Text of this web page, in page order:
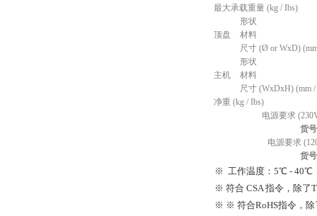
最大承载重量 (kg / Ibs)
顶盘
形状
材料
尺寸 (Ø or WxD)
主机
形状
材料
尺寸 (WxDxH) (mm /
净重 (kg / Ibs)
电源要求
货号
电源要求
货号
※ 工作温度：5℃ - 40℃
※ 符合 CSA 指令，除了
※ ※ 符合RoHS指令，除